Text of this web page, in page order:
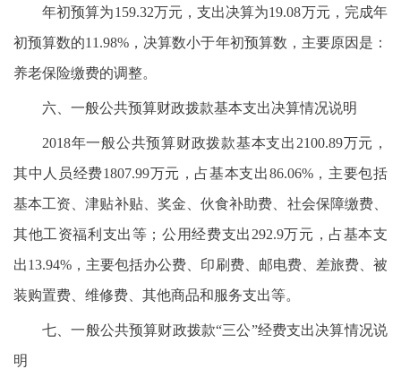
年初预算为159.32万元，支出决算为19.08万元，完成年
初预算数的11.98%，决算数小于年初预算数，主要原因是：
养老保险缴费的调整。
六、一般公共预算财政拨款基本支出决算情况说明
2018年一般公共预算财政拨款基本支出2100.89万元，
其中人员经费1807.99万元，占基本支出86.06%，主要包括
基本工资、津贴补贴、奖金、伙食补助费、社会保障缴费、
其他工资福利支出等；公用经费支出292.9万元，占基本支
出13.94%，主要包括办公费、印刷费、邮电费、差旅费、被
装购置费、维修费、其他商品和服务支出等。
七、一般公共预算财政拨款“三公”经费支出决算情况说
明